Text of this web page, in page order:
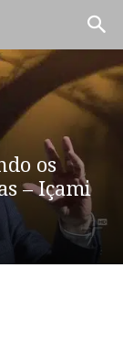
os
– Içami